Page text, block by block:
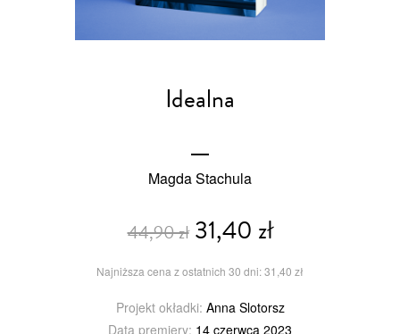
Idealna
Magda Stachula
44,90 zł31,40 zł
Najniższa cena z ostatnich 30 dni: 31,40 zł
Projekt okładki: Anna Slotorsz
Data premiery: 14 czerwca 2023